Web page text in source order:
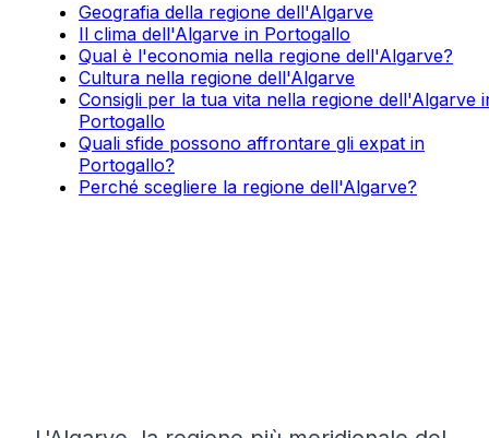
Geografia della regione dell'Algarve
Il clima dell'Algarve in Portogallo
Qual è l'economia nella regione dell'Algarve?
Cultura nella regione dell'Algarve
Consigli per la tua vita nella regione dell'Algarve
Portogallo
Quali sfide possono affrontare gli expat in
Portogallo?
Perché scegliere la regione dell'Algarve?